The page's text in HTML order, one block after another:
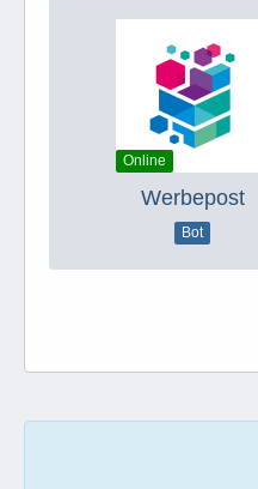
Online
Werbepost
Bot